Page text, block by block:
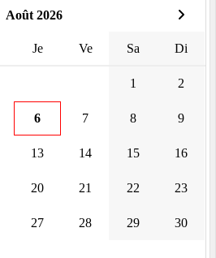
Août 2026
Je Ve Sa Di
1 2
6 7 8 9
13 14 15 16
20 21 22 23
27 28 29 30